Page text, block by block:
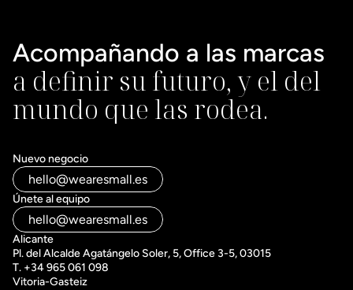
Acompañando a las marcas
a definir su futuro, y el del
mundo que las rodea.
Nuevo negocio
hello@wearesmall.es
Únete al equipo
hello@wearesmall.es
Alicante
Pl. del Alcalde Agatángelo Soler, 5, Office 3-5, 03015
T. +34 965 061 098
Vitoria-Gasteiz